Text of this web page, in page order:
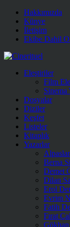
Hakkımızda
Künye
İletişim
Ekibe Dahil
Eleştiriler
Film
Sinema
Dosyalar
Diziler
Keşfet
Listeler
Kitaplık
Yazarlar
Berna
Demet
Dilan
Erol
Evrim
Fatih
Fırat